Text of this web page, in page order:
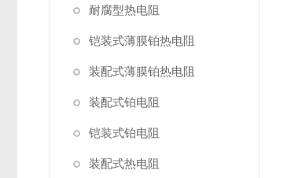
耐腐型热电阻
铠装式薄膜铂热电阻
装配式薄膜铂热电阻
装配式铂电阻
铠装式铂电阻
装配式热电阻